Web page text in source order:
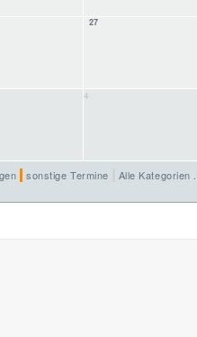
27
4
sonstige Termine Alle Kategorien ...